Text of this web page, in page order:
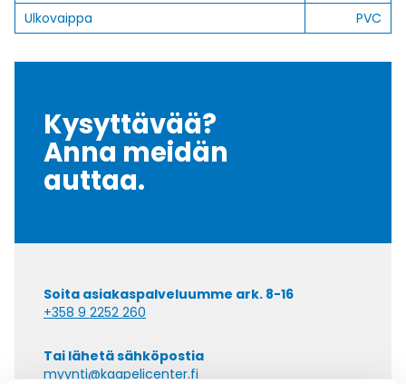
Ulkovaippa
PVC
Kysyttävää?
Anna meidän
auttaa.
Soita asiakaspalveluumme ark. 8-16
+358 9 2252 260
Tai lähetä sähköpostia
myynti@kaapelicenter.fi